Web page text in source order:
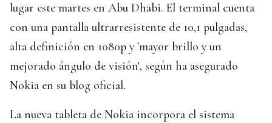
lugar este martes en Abu Dhabi. El terminal cuenta
con una pantalla ultrarresistente de 10,1 pulgadas,
alta definición en 1080p y 'mayor brillo y un
mejorado ángulo de visión', según ha asegurado
Nokia en su blog oficial.
La nueva tableta de Nokia incorpora el sistema